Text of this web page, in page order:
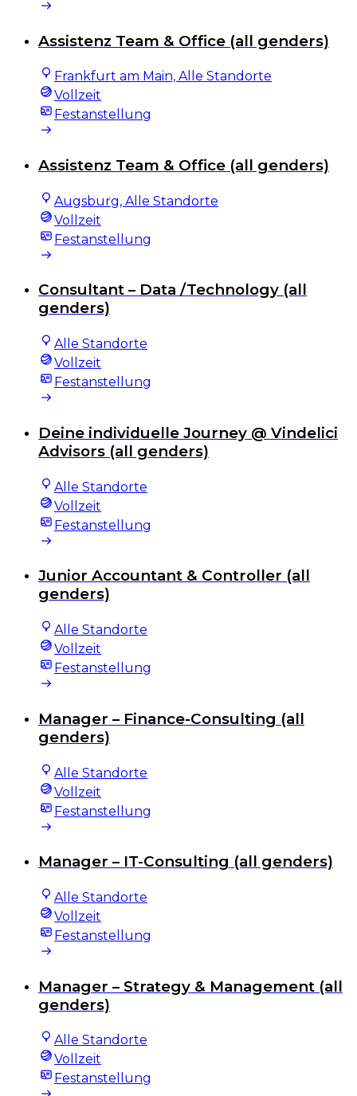
Assistenz Team & Office (all genders)
Frankfurt am Main, Alle Standorte
Vollzeit
Festanstellung
Assistenz Team & Office (all genders)
Augsburg, Alle Standorte
Vollzeit
Festanstellung
Consultant – Data /Technology (all
genders)
Alle Standorte
Vollzeit
Festanstellung
Deine individuelle Journey @ Vindelici
Advisors (all genders)
Alle Standorte
Vollzeit
Festanstellung
Junior Accountant & Controller (all
genders)
Alle Standorte
Vollzeit
Festanstellung
Manager – Finance-Consulting (all
genders)
Alle Standorte
Vollzeit
Festanstellung
Manager – IT-Consulting (all genders)
Alle Standorte
Vollzeit
Festanstellung
Manager – Strategy & Management (all
genders)
Alle Standorte
Vollzeit
Festanstellung